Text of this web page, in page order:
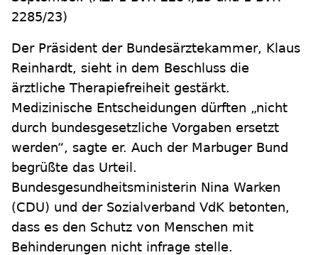
2285/23)
Der Präsident der Bundesärztekammer, Klaus
Reinhardt, sieht in dem Beschluss die
ärztliche Therapiefreiheit gestärkt.
Medizinische Entscheidungen dürften „nicht
durch bundesgesetzliche Vorgaben ersetzt
werden“, sagte er. Auch der Marbuger Bund
begrüßte das Urteil.
Bundesgesundheitsministerin Nina Warken
(CDU) und der Sozialverband VdK betonten,
dass es den Schutz von Menschen mit
Behinderungen nicht infrage stelle.